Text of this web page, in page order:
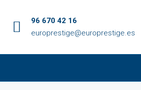
96 670 42 16
europrestige@europrestige.es